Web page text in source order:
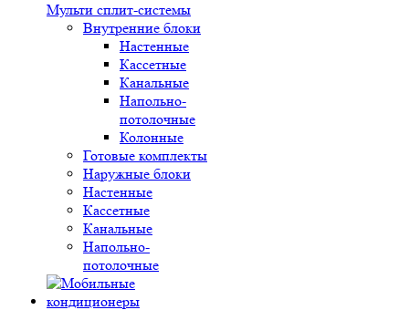
Мульти сплит-системы
Внутренние блоки
Настенные
Кассетные
Канальные
Напольно-
потолочные
Колонные
Готовые комплекты
Наружные блоки
Настенные
Кассетные
Канальные
Напольно-
потолочные